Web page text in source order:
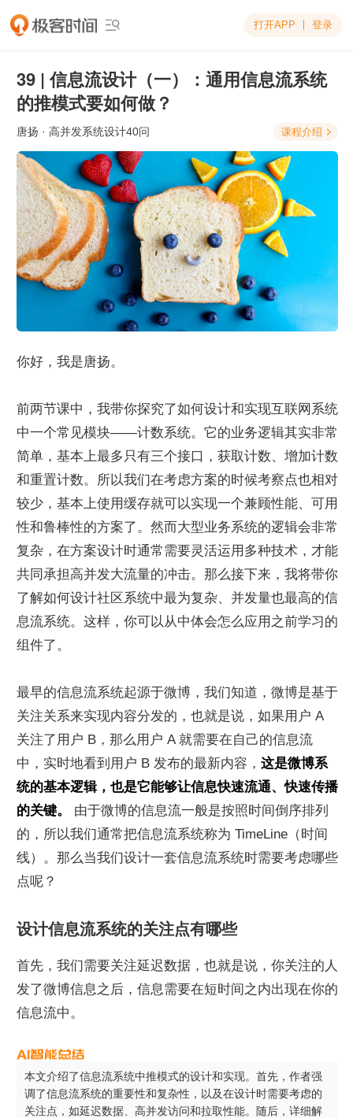
 打开APP 登录
39 | 信息流设计（一）：通用信息流系统
的推模式要如何做？
唐扬 · 高并发系统设计40问 课程介绍 
你好，我是唐扬。
前两节课中，我带你探究了如何设计和实现互联网系统
中一个常见模块——计数系统。它的业务逻辑其实非常
简单，基本上最多只有三个接口，获取计数、增加计数
和重置计数。所以我们在考虑方案的时候考察点也相对
较少，基本上使用缓存就可以实现一个兼顾性能、可用
性和鲁棒性的方案了。然而大型业务系统的逻辑会非常
复杂，在方案设计时通常需要灵活运用多种技术，才能
共同承担高并发大流量的冲击。那么接下来，我将带你
了解如何设计社区系统中最为复杂、并发量也最高的信
息流系统。这样，你可以从中体会怎么应用之前学习的
组件了。
最早的信息流系统起源于微博，我们知道，微博是基于
关注关系来实现内容分发的，也就是说，如果用户 A
关注了用户 B，那么用户 A 就需要在自己的信息流
中，实时地看到用户 B 发布的最新内容， 这是微博系
统的基本逻辑，也是它能够让信息快速流通、快速传播
的关键。
由于微博的信息流一般是按照时间倒序排列
的，所以我们通常把信息流系统称为 TimeLine（时间
线）。那么当我们设计一套信息流系统时需要考虑哪些
点呢？
设计信息流系统的关注点有哪些
首先，我们需要关注延迟数据，也就是说，你关注的人
发了微博信息之后，信息需要在短时间之内出现在你的
信息流中。
本文介绍了信息流系统中推模式的设计和实现。首先，作者强
调了信息流系统的重要性和复杂性，以及在设计时需要考虑的
关注点，如延迟数据、高并发访问和拉取性能。随后，详细解